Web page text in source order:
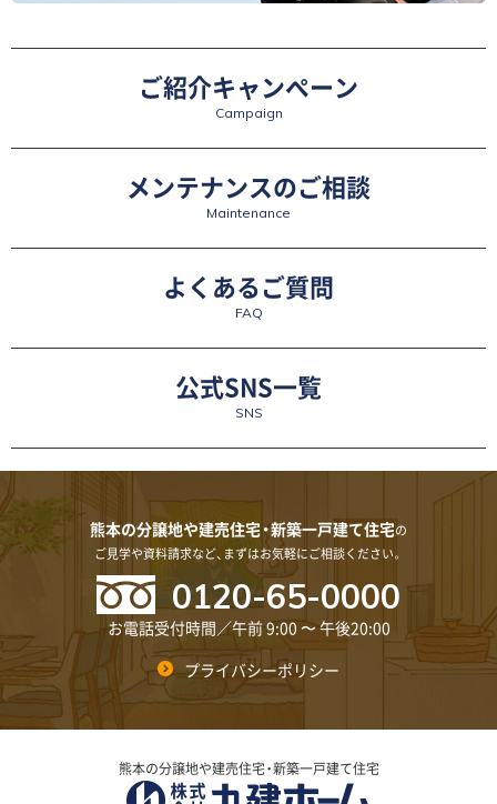
ご紹介キャンペーン
Campaign
メンテナンスのご相談
Maintenance
よくあるご質問
FAQ
公式SNS一覧
SNS
熊本の分譲地や建売住宅・新築一戸建て住宅の
ご見学や資料請求など、まずはお気軽にご相談ください。
0120-65-0000
お電話受付時間／午前 9:00 〜 午後20:00
プライバシーポリシー
熊本の分譲地や建売住宅・新築一戸建て住宅